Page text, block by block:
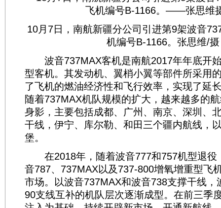
10月7日，南航新疆分公司引进第9架波音
机编号B-1166。张思维/摄
波音737MAX客机是南航2017年年底开
型客机。其发动机、翼梢小翼等部件所采用
了飞机的燃油经济性和飞行效率，实现了延
随着737MAX机队规模的扩大，越来越多的
身影，主要包括成都、广州、南京、深圳、
干线，伊宁、库尔勒、和田三个疆内航线，
堡。
在2018年，随着波音777和757机型退役
音787、737MAX以及737-800增氧增重型飞
市场。以波音737MAX和波音738支撑干线，
90支线互补的机队层次逐渐成型。在前三季